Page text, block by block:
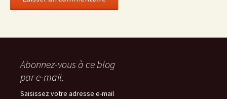
Abonnez-vous à ce blog
par e-mail.
Saisissez votre adresse e-mail